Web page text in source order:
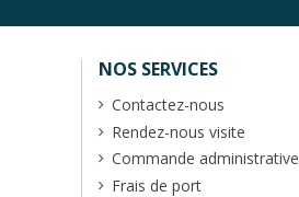
NOS SERVICES
Contactez-nous
Rendez-nous visite
Commande administrative
Frais de port